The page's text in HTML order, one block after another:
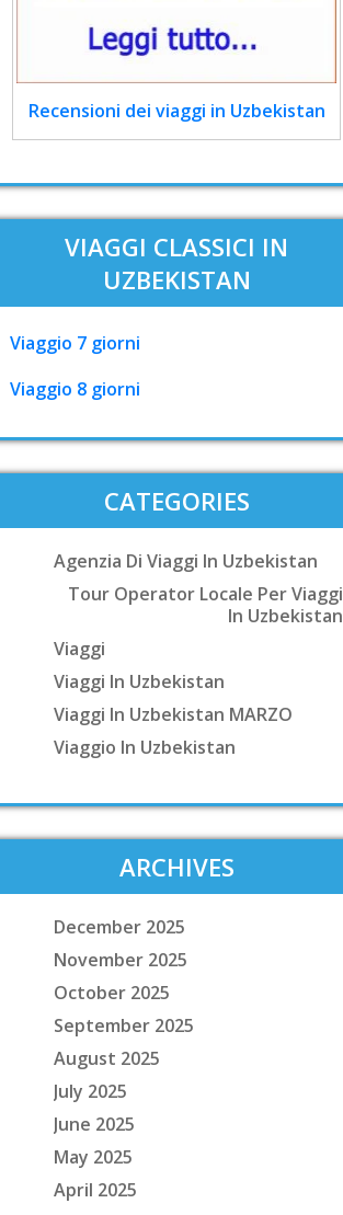
Recensioni dei viaggi in Uzbekistan
VIAGGI CLASSICI IN
UZBEKISTAN
Viaggio 7 giorni
Viaggio 8 giorni
CATEGORIES
Agenzia Di Viaggi In Uzbekistan
Tour Operator Locale Per Viaggi
In Uzbekistan
Viaggi
Viaggi In Uzbekistan
Viaggi In Uzbekistan MARZO
Viaggio In Uzbekistan
ARCHIVES
December 2025
November 2025
October 2025
September 2025
August 2025
July 2025
June 2025
May 2025
April 2025